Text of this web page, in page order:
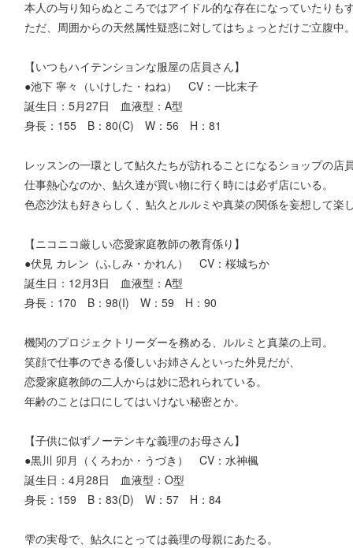
本人の与り知らぬところではアイドル的な存在になっていたりも
ただ、周囲からの天然属性疑惑に対してはちょっとだけご立腹中
【いつもハイテンションな服屋の店員さん】
●池下 寧々（いけした・ねね） CV：一比末子
誕生日：5月27日 血液型：A型
身長：155 B：80(C) W：56 H：81
レッスンの一環として鮎久たちが訪れることになるショップの店
仕事熱心なのか、鮎久達が買い物に行く時には必ず店にいる。
色恋沙汰も好きらしく、鮎久とルルミや真菜の関係を妄想して楽
【ニコニコ厳しい恋愛家庭教師の教育係り】
●伏見 カレン（ふしみ・かれん） CV：桜城ちか
誕生日：12月3日 血液型：A型
身長：170 B：98(I) W：59 H：90
機関のプロジェクトリーダーを務める、ルルミと真菜の上司。
笑顔で仕事のできる優しいお姉さんといった外見だが、
恋愛家庭教師の二人からは妙に恐れられている。
年齢のことは口にしてはいけない秘密とか。
【子供に似ずノーテンキな義理のお母さん】
●黒川 卯月（くろわか・うづき） CV：水神楓
誕生日：4月28日 血液型：O型
身長：159 B：83(D) W：57 H：84
雫の実母で、鮎久にとっては義理の母親にあたる。